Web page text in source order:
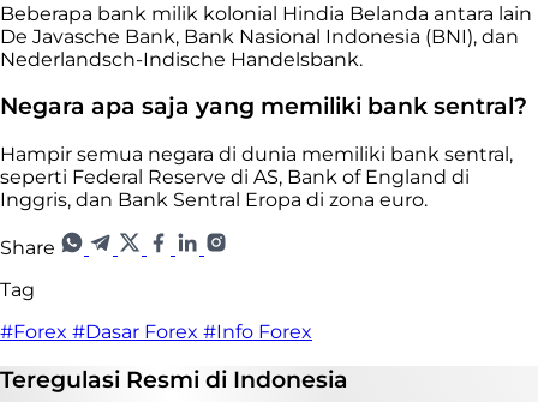
Beberapa bank milik kolonial Hindia Belanda antara lain
De Javasche Bank, Bank Nasional Indonesia (BNI), dan
Nederlandsch-Indische Handelsbank.
Negara apa saja yang memiliki bank sentral?
Hampir semua negara di dunia memiliki bank sentral,
seperti Federal Reserve di AS, Bank of England di
Inggris, dan Bank Sentral Eropa di zona euro.
Share
Tag
#Forex #Dasar Forex #Info Forex
Teregulasi Resmi di Indonesia